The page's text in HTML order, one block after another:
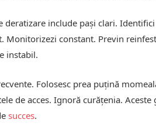
deratizare include pași clari.
Monitorizezi constant. Previn
instabil.
Folosesc prea puțină
de acces. Ignoră curățenia.
succes.